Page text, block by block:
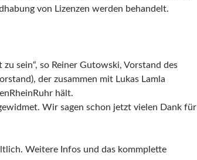
von Lizenzen werden behandelt.
sein“, so Reiner Gutowski, Vorstand des
der zusammen mit Lukas Lamla
hält.
Wir sagen schon jetzt vielen Dank für
Weitere Infos und das kommplette